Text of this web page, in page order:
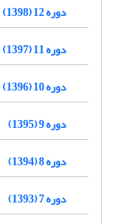
دوره 12 (1398)
دوره 11 (1397)
دوره 10 (1396)
دوره 9 (1395)
دوره 8 (1394)
دوره 7 (1393)